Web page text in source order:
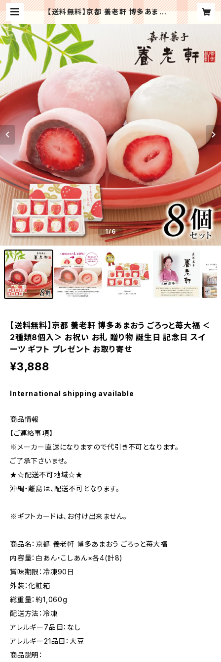
【送料無料】京都 養老軒 博多あまおう
ごろっと苺大福 ＜2種類8個入＞ お祝
い お礼 贈り物 誕生日 記念日 スイー
ツ ギフト プレゼント お取り寄せ | Re
galoセレクトギフト
1/6
【送料無料】京都 養老軒 博多あまおう ごろっと苺大福 ＜
2種類8個入＞ お祝い お礼 贈り物 誕生日 記念日 スイ
ーツ ギフト プレゼント お取り寄せ
¥3,888
International shipping available
商品情報
【ご連絡事項】
※メーカー直送になりますので代引き不可となります。
ご了承下さいませ。
★☆配送不可地域☆★
沖縄・離島は、配送不可となります。
※ギフトカードは、お付け出来ません。
商品名：京都 養老軒 博多あまおう ごろっと苺大福
内容量：白あん・こしあん×各4(計8)
賞味期限：冷凍90日
外装：化粧箱
総重量：約1,060g
配送方法：冷凍
アレルギー7品目：なし
アレルギー21品目：大豆
商品説明：